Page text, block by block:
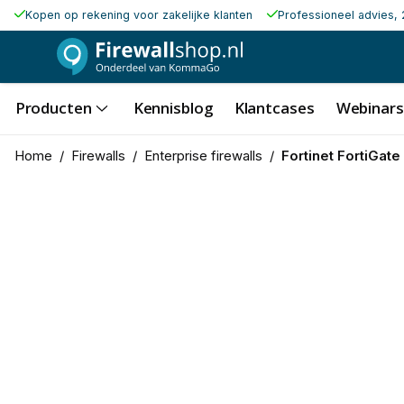
Kopen op rekening voor zakelijke klanten Professioneel advies,
Producten Kennisblog Klantcases Webinars
Home / Firewalls / Enterprise firewalls / Fortinet